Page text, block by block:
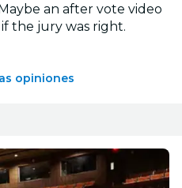
an after vote video
the jury was right.
opiniones